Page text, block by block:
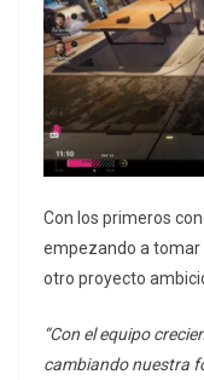
Con los primeros
empezando a tomar
otro proyecto
“Con el equipo
cambiando nuestra